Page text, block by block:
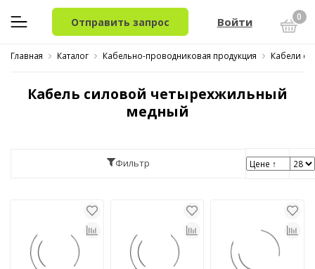
Отправить запрос Войти 0
Главная Каталог Кабельно-проводниковая продукция Кабели
Кабель силовой четырехжильный
медный
Фильтр